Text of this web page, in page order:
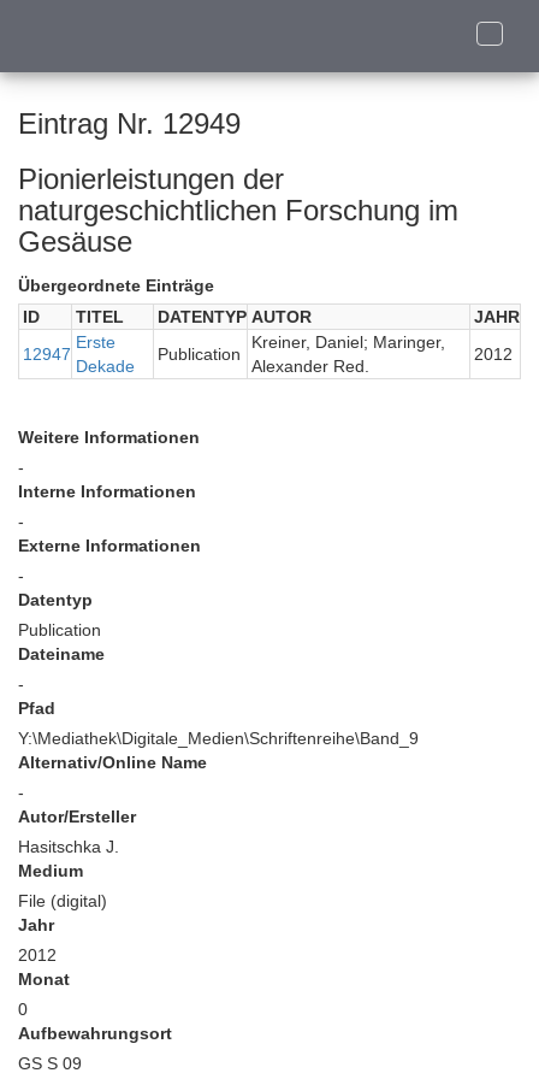
Toggle
Eintrag Nr. 12949
Pionierleistungen der
naturgeschichtlichen Forschung im
Gesäuse
Übergeordnete Einträge
ID
TITEL DATENTYP AUTOR
JAHR
12947
Erste
Dekade
Publication
Kreiner, Daniel; Maringer,
Alexander Red.
2012
Weitere Informationen
-
Interne Informationen
-
Externe Informationen
-
Datentyp
Publication
Dateiname
-
Pfad
Y:\Mediathek\Digitale_Medien\Schriftenreihe\Band_9
Alternativ/Online Name
-
Autor/Ersteller
Hasitschka J.
Medium
File (digital)
Jahr
2012
Monat
0
Aufbewahrungsort
GS S 09